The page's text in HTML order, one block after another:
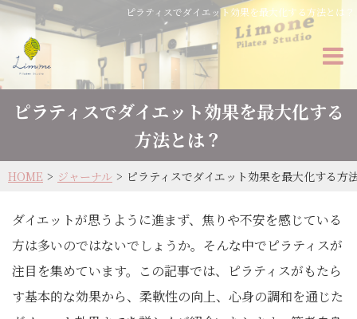
ピラティスでダイエット効果を最大化する方法とは？
ピラティスでダイエット効果を最大化する
方法とは？
HOME ジャーナル ピラティスでダイエット効果を最大化する方
ダイエットが思うように進まず、焦りや不安を感じている
方は多いのではないでしょうか。そんな中でピラティスが
注目を集めています。この記事では、ピラティスがもたら
す基本的な効果から、柔軟性の向上、心身の調和を通じた